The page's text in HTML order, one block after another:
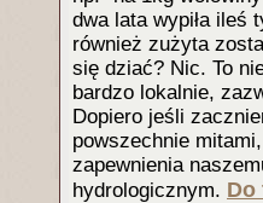
dwa lata wypiła ileś
również zużyta
się dziać? Nic. To
bardzo lokalnie,
Dopiero jeśli
powszechnie
zapewnienia
hydrologicznym. Do